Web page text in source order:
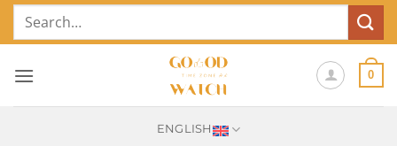
SkipSearch
0
ENGLISH